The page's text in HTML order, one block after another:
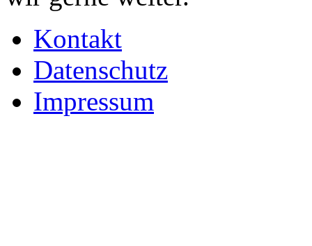
Kontakt
Datenschutz
Impressum